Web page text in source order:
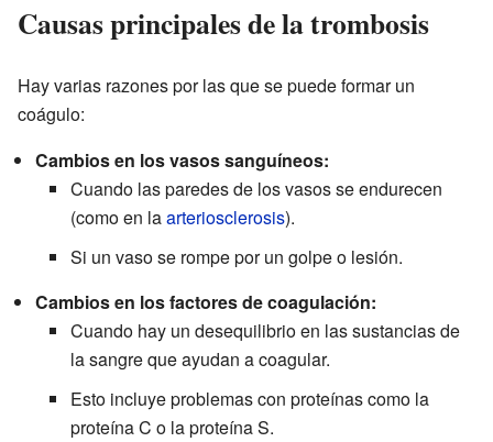
Causas principales de la trombosis
Hay varias razones por las que se puede formar un
coágulo:
Cambios en los vasos sanguíneos:
Cuando las paredes de los vasos se endurecen
(como en laarteriosclerosis).
Si un vaso se rompe por un golpe o lesión.
Cambios en los factores de coagulación:
Cuando hay un desequilibrio en las sustancias de
la sangre que ayudan a coagular.
Esto incluye problemas con proteínas como la
proteína C o la proteína S.